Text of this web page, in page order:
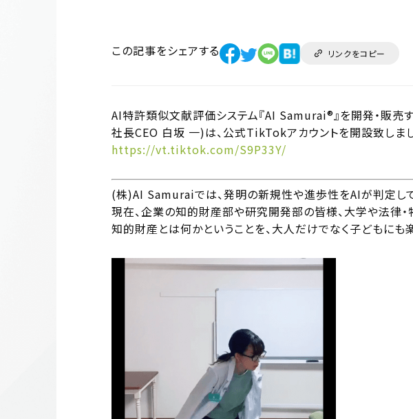
この記事をシェアする リンクをコピー
AI特許類似文献評価システム『AI Samurai®』を開発・販
社長CEO 白坂 一)は、公式TikTokアカウントを開設致しまし
https://vt.tiktok.com/S9P33Y/
(株)AI Samuraiでは、発明の新規性や進歩性をAIが判定し
現在、企業の知的財産部や研究開発部の皆様、大学や法律
知的財産とは何かということを、大人だけでなく子どもにも